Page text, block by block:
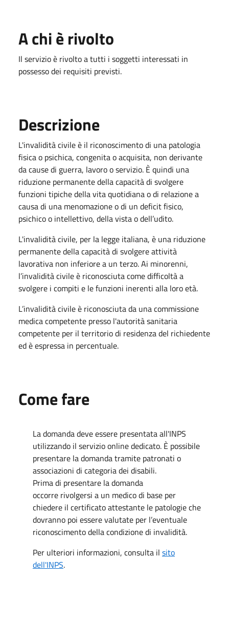
A chi è rivolto
Il servizio è rivolto a tutti i soggetti interessati in
possesso dei requisiti previsti.
Descrizione
L'invalidità civile è il riconoscimento di una patologia
fisica o psichica, congenita o acquisita, non derivante
da cause di guerra, lavoro o servizio. È quindi una
riduzione permanente della capacità di svolgere
funzioni tipiche della vita quotidiana o di relazione a
causa di una menomazione o di un deficit fisico,
psichico o intellettivo, della vista o dell’udito.
L'invalidità civile, per la legge italiana, è una riduzione
permanente della capacità di svolgere attività
lavorativa non inferiore a un terzo. Ai minorenni,
l’invalidità civile è riconosciuta come difficoltà a
svolgere i compiti e le funzioni inerenti alla loro età.
L’invalidità civile è riconosciuta da una commissione
medica competente presso l'autorità sanitaria
competente per il territorio di residenza del richiedente
ed è espressa in percentuale.
Come fare
La domanda deve essere presentata all'INPS
utilizzando il servizio online dedicato. È possibile
presentare la domanda tramite patronati o
associazioni di categoria dei disabili.
Prima di presentare la domanda
occorre rivolgersi a un medico di base per
chiedere il certificato attestante le patologie che
dovranno poi essere valutate per l’eventuale
riconoscimento della condizione di invalidità.
Per ulteriori informazioni, consulta il sito
dell'INPS.